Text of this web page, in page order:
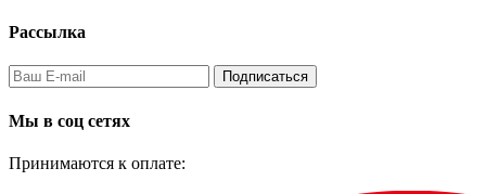
Рассылка
Подписаться
Мы в соц сетях
Принимаются к оплате: